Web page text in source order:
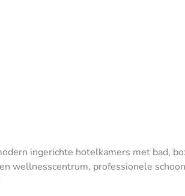
ingerichte hotelkamers met bad,
wellnesscentrum, professionele